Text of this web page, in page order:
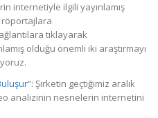
internetiyle ilgili yayınlamış
röportajlara
tıklayarak
olduğu önemli iki araştırmayı
”: Şirketin geçtiğimiz aralık
analizinin nesnelerin internetini